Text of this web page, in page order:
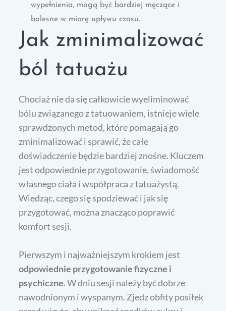
wypełnienia, mogą być bardziej męczące i
bolesne w miarę upływu czasu.
Jak zminimalizować
ból tatuażu
Chociaż nie da się całkowicie wyeliminować
bólu związanego z tatuowaniem, istnieje wiele
sprawdzonych metod, które pomagają go
zminimalizować i sprawić, że całe
doświadczenie będzie bardziej znośne. Kluczem
jest odpowiednie przygotowanie, świadomość
własnego ciała i współpraca z tatuażystą.
Wiedząc, czego się spodziewać i jak się
przygotować, można znacząco poprawić
komfort sesji.
Pierwszym i najważniejszym krokiem jest
odpowiednie przygotowanie fizyczne i
psychiczne. W dniu sesji należy być dobrze
nawodnionym i wyspanym. Zjedz obfity posiłek